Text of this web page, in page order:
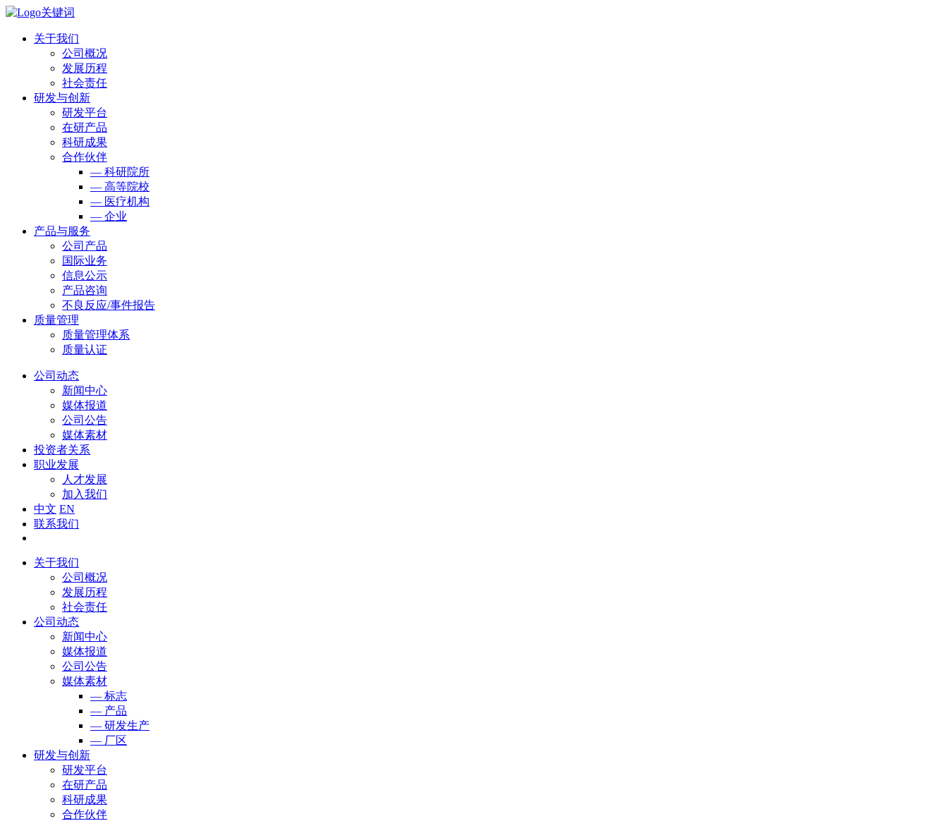
关于我们
公司概况
发展历程
社会责任
研发与创新
研发平台
在研产品
科研成果
合作伙伴
— 科研院所
— 高等院校
— 医疗机构
— 企业
产品与服务
公司产品
国际业务
信息公示
产品咨询
不良反应/事件报告
质量管理
质量管理体系
质量认证
公司动态
新闻中心
媒体报道
公司公告
媒体素材
投资者关系
职业发展
人才发展
加入我们
中文 EN
联系我们
关于我们
公司概况
发展历程
社会责任
公司动态
新闻中心
媒体报道
公司公告
媒体素材
— 标志
— 产品
— 研发生产
— 厂区
研发与创新
研发平台
在研产品
科研成果
合作伙伴